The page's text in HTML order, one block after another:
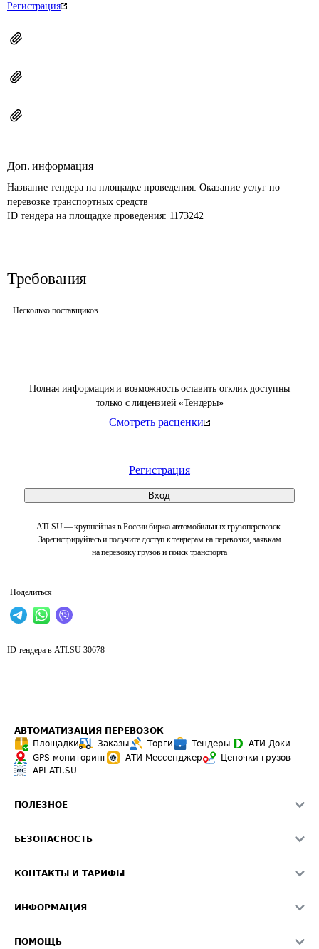
Полная информация и возможность оставить отклик доступны
только с лицензией «Тендеры»
Смотреть расценки
Регистрация
Вход
ATI.SU — крупнейшая в России биржа автомобильных грузоперевозок.
Зарегистрируйтесь и получите доступ к тендерам на перевозки, заявкам
на перевозку грузов и поиск транспорта
Поделиться
Регистрация
Доп. информация
Название тендера на площадке проведения: Оказание услуг по
перевозке транспортных средств
ID тендера на площадке проведения: 1173242
Требования
Несколько поставщиков
ID тендера в ATI.SU 30678
АВТОМАТИЗАЦИЯ ПЕРЕВОЗОК
Площадки
Заказы Торги Тендеры
АТИ-Доки
GPS-мониторинг
АТИ Мессенджер
Цепочки грузов
API ATI.SU
ПОЛЕЗНОЕ
Звезды ATI.SU на вашем сайте
Средние ставки
БЕЗОПАСНОСТЬ
Светофор+
О формировании Паспорта
КОНТАКТЫ И ТАРИФЫ
Реклама на сайте
ИНФОРМАЦИЯ
ПОМОЩЬ